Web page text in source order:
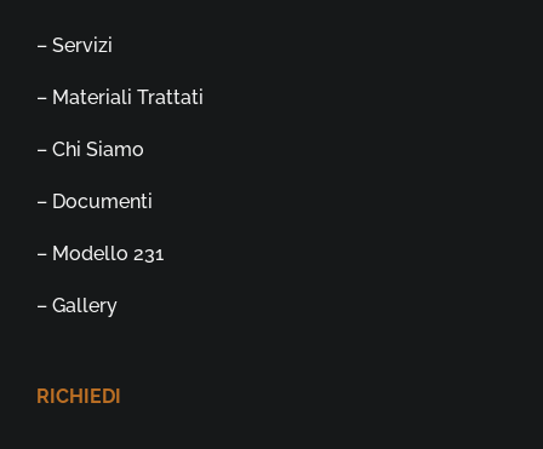
– Servizi
– Materiali Trattati
– Chi Siamo
– Documenti
– Modello 231
– Gallery
RICHIEDI